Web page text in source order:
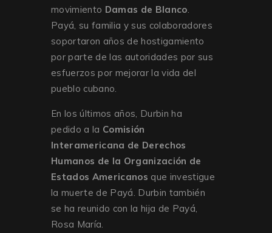
movimiento Damas de Blanco.
Payá, su familia y sus colaboradores
soportaron años de hostigamiento
por parte de las autoridades por sus
esfuerzos por mejorar la vida del
pueblo cubano.
En los últimos años, Durbin ha
pedido a la Comisión
Interamericana de Derechos
Humanos de la Organización de
Estados Americanos que investigue
la muerte de Payá. Durbin también
se ha reunido con la hija de Payá,
Rosa María.